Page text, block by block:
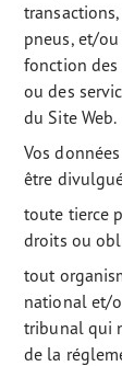
pneus, et/
fonction des
ou des
du Site Web.
Vos
être
toute tierce
droits ou
tout
national et/
tribunal qui
de la